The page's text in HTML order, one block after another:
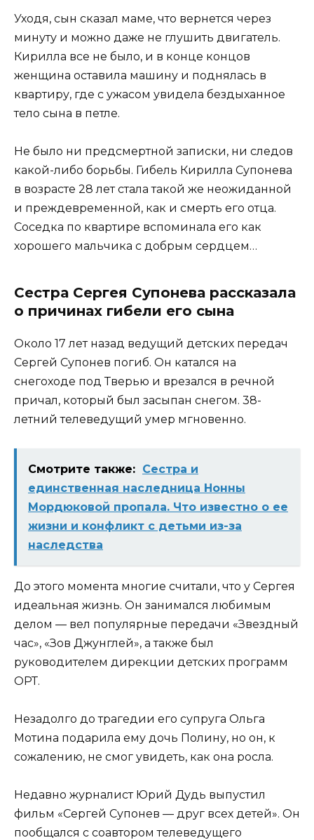
Уходя, сын сказал маме, что вернется через
минуту и можно даже не глушить двигатель.
Кирилла все не было, и в конце концов
женщина оставила машину и поднялась в
квартиру, где с ужасом увидела бездыханное
тело сына в петле.
Не было ни предсмертной записки, ни следов
какой-либо борьбы. Гибель Кирилла Супонева
в возрасте 28 лет стала такой же неожиданной
и преждевременной, как и смерть его отца.
Соседка по квартире вспоминала его как
хорошего мальчика с добрым сердцем…
Сестра Сергея Супонева рассказала
о причинах гибели его сына
Около 17 лет назад ведущий детских передач
Сергей Супонев погиб. Он катался на
снегоходе под Тверью и врезался в речной
причал, который был засыпан снегом. 38-
летний телеведущий умер мгновенно.
Смотрите также: Сестра и
единственная наследница Нонны
Мордюковой пропала. Что известно о ее
жизни и конфликт с детьми из-за
наследства
До этого момента многие считали, что у Сергея
идеальная жизнь. Он занимался любимым
делом — вел популярные передачи «Звездный
час», «Зов Джунглей», а также был
руководителем дирекции детских программ
ОРТ.
Незадолго до трагедии его супруга Ольга
Мотина подарила ему дочь Полину, но он, к
сожалению, не смог увидеть, как она росла.
Недавно журналист Юрий Дудь выпустил
фильм «Сергей Супонев — друг всех детей». Он
пообщался с соавтором телеведущего